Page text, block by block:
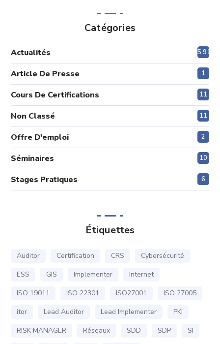
Catégories
Actualités 5 915
Article De Presse 1
Cours De Certifications 11
Non Classé 11
Offre D'emploi 2
Séminaires 10
Stages Pratiques 6
Étiquettes
Auditor Certification CRS
Cybersécurité
ESS
GIS Implementer
Internet
ISO 19011
ISO 22301 ISO27001
ISO 27005
itor
Lead Auditor Lead Implementer
PKI
RISK MANAGER
Réseaux SDD SDP
SI